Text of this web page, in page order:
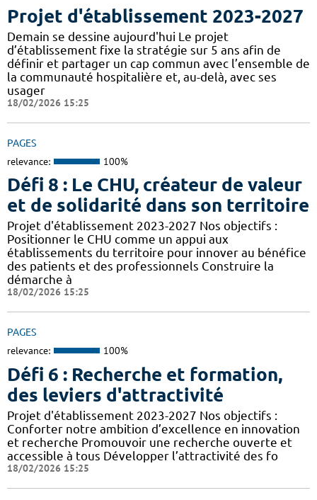
Projet d'établissement 2023-2027
Demain se dessine aujourd'hui Le projet
d’établissement fixe la stratégie sur 5 ans afin de
définir et partager un cap commun avec l’ensemble de
la communauté hospitalière et, au-delà, avec ses
usager
18/02/2026 15:25
PAGES
relevance: 100%
Défi 8 : Le CHU, créateur de valeur
et de solidarité dans son territoire
Projet d'établissement 2023-2027 Nos objectifs :
Positionner le CHU comme un appui aux
établissements du territoire pour innover au bénéfice
des patients et des professionnels Construire la
démarche à
18/02/2026 15:25
PAGES
relevance: 100%
Défi 6 : Recherche et formation,
des leviers d'attractivité
Projet d'établissement 2023-2027 Nos objectifs :
Conforter notre ambition d’excellence en innovation
et recherche Promouvoir une recherche ouverte et
accessible à tous Développer l’attractivité des fo
18/02/2026 15:25